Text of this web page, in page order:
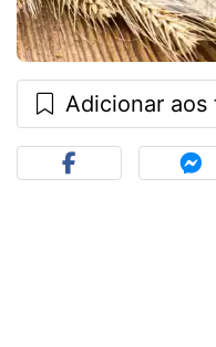
Adicionar aos